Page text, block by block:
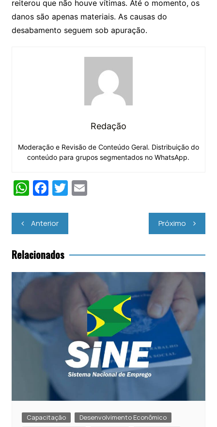
reiterou que não houve vítimas. Até o momento, os
danos são apenas materiais. As causas do
desabamento seguem sob apuração.
Redação
Moderação e Revisão de Conteúdo Geral. Distribuição do
conteúdo para grupos segmentados no WhatsApp.
W
at
s
A
p
p
F
c
e
b
o
o
T
itt
er
E
Navegação
de
Post
Anterior Próximo
Relacionados
Capacitação
Desenvolvimento Econômico